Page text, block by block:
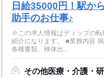
日給35000円！駅か
助手のお仕事♪
※この求人情報はディップの
紹介になります。 ■業務内容
各種書類、検体出...
その他医療・介護・